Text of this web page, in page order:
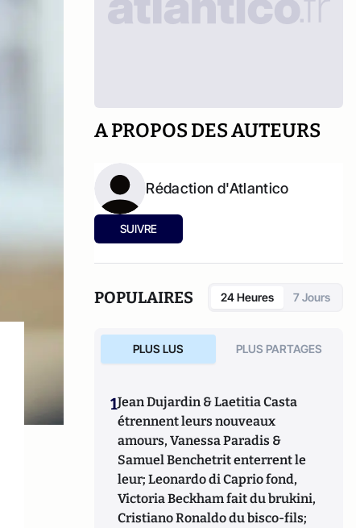
A PROPOS DES AUTEURS
Rédaction d'Atlantico
SUIVRE
POPULAIRES 24 Heures 7 Jours
PLUS LUS PLUS PARTAGES
1Jean Dujardin & Laetitia Casta
étrennent leurs nouveaux
amours, Vanessa Paradis &
Samuel Benchetrit enterrent le
leur; Leonardo di Caprio fond,
Victoria Beckham fait du brukini,
Cristiano Ronaldo du bisco-fils;